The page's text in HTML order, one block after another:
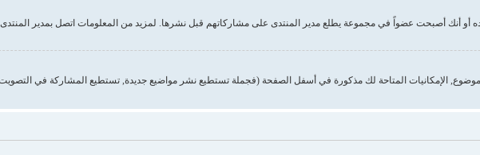
أو أنك أصبحت عضواً في مجموعة يطلع مدير المنتدى على مشاركاتهم قبل نشرها. لمزيد من المعلومات اتصل بمدير المنتدى
الإمكانيات المتاحة لك مذكورة في أسفل الصفحة (فجملة تستطيع نشر مواضيع جديدة, تستطيع المشاركة في